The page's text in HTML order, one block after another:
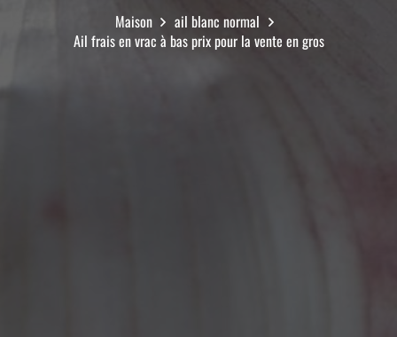
Maison
ail blanc normal
Ail frais en vrac à bas prix pour la vente en gros